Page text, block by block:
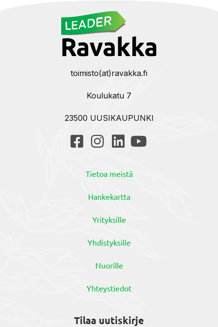
toimisto(at)ravakka.fi
Koulukatu 7
23500 UUSIKAUPUNKI
Tietoa meistä
Hankekartta
Yrityksille
Yhdistyksille
Nuorille
Yhteystiedot
Tilaa uutiskirje